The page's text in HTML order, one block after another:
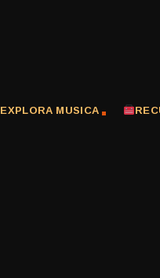
EXPLORA MUSICA